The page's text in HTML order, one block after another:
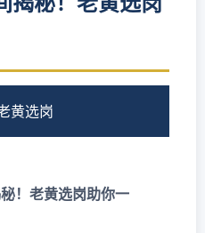
黄选岗
！老黄选岗助你一